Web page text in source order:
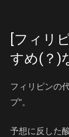
[フィリ
すめ(？)
フィリピンの
プ”。
予想に反した